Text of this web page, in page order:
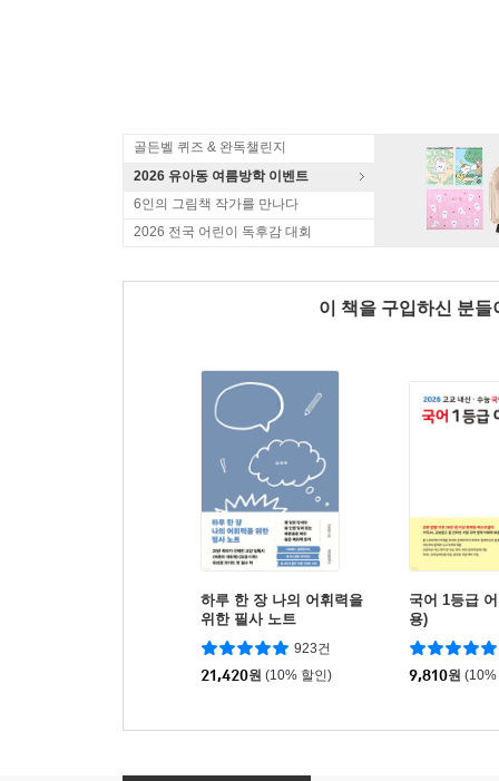
골든벨 퀴즈 & 완독챌린지
2026 유아동 여름방학 이벤트
6인의 그림책 작가를 만나다
2026 전국 어린이 독후감 대회
이 책을 구입하신 분
하루 한 장 나의 어휘력을
위한 필사 노트
923건
21,420원 (10% 할인)
국어 1등급
용)
9,810원 (10%